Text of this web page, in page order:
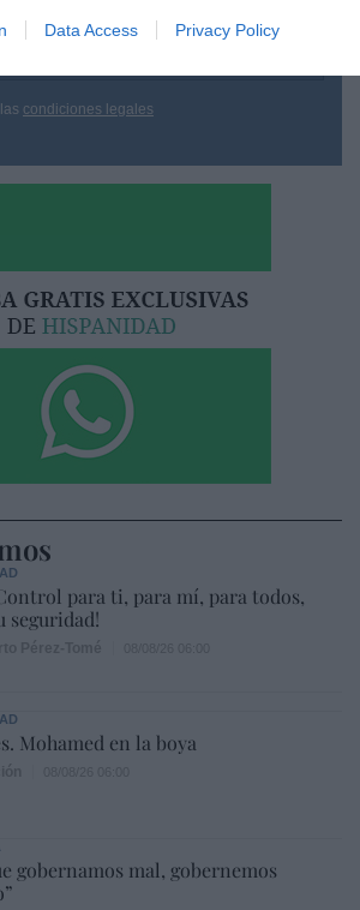
Data Access Privacy Policy
condiciones legales
para ti, para mí, para todos,
seguridad!
Mohamed en la boya
gobernamos mal, gobernemos